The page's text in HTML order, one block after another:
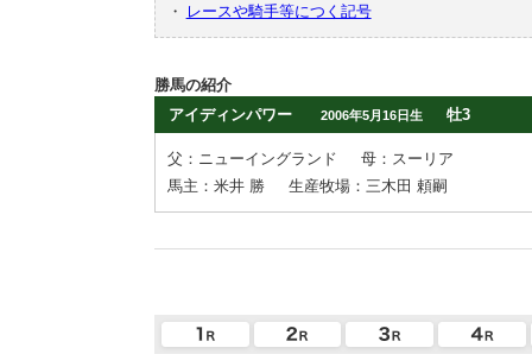
・
レースや騎手等につく記号
勝馬の紹介
アイディンパワー
2006年5月16日生 牡3
父：ニューイングランド
母：スーリア
馬主：米井 勝
生産牧場：三木田 頼嗣